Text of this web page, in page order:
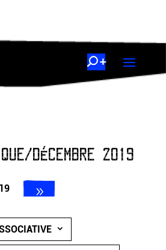
DÉCEMBRE 2019